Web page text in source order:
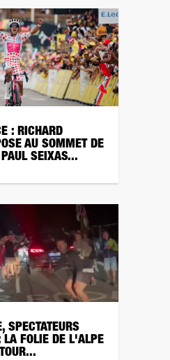
: RICHARD
AU SOMMET DE
SEIXAS...
SPECTATEURS
LA FOLIE DE L'ALPE